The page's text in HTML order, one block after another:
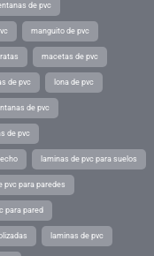
de pvc
manguito de pvc
macetas de pvc
de pvc lona de pvc
de pvc
de pvc
laminas de pvc para suelos
pvc para paredes
para pared
laminas de pvc